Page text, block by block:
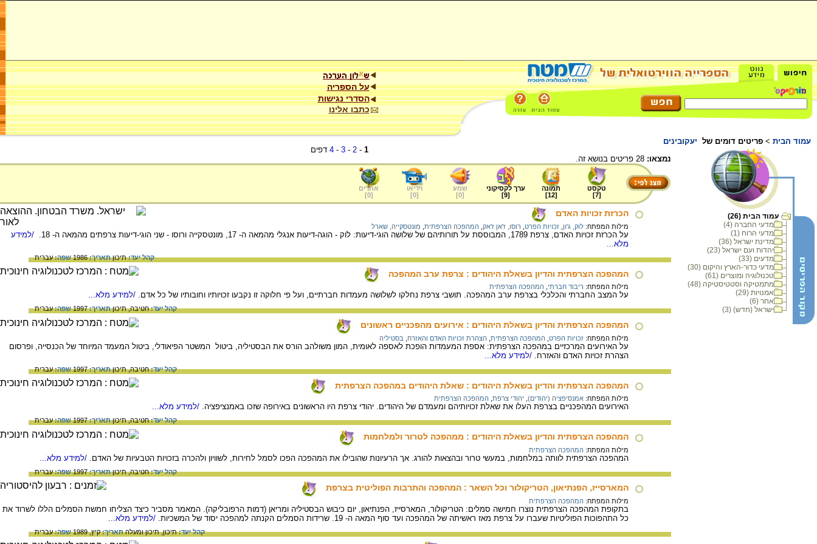
על הספריה
הסדרי נגישות
כתבו אלינו
עמוד הבית > פריטים דומים של יעקובינים
עמוד הבית (26)
מדעי החברה (4)
מדעי הרוח (1)
מדינת ישראל (36)
יהדות ועם ישראל (23)
מדעים (33)
מדעי כדור-הארץ והיקום (30)
טכנולוגיה ומוצרים (61)
מתמטיקה וסטטיסטיקה (48)
אמנויות (29)
אחר (6)
ישראל (חדש) (3)
1
-
2
-
3
-
4 דפים
נמצאו:
טקסט
[
7
]
תמונה
[
12
]
ערך לקסיקוני
[
9
]
שמע
[
0
]
וידיאו
[
0
]
אתרים
[
0
]
הכרזת זכויות האדם
מילות המפתח: לוק, ג'ון זכויות הפרט רוסו, ז'אן ז'אק המהפכה הצרפתית מונטסקייה, שארל
על הכרזת זכויות האדם, צרפת 1789, המבוססת על תורותיהם של שלושה הוגי-דיעות: לוק - הוגה-דיעות אנגלי מהמאה ה- 17, מונטסקייה ורוסו - שני הוגי-דיעות צרפתים מהמאה ה- 18.
/למידע
מלא...
קהל יעד:תיכוןתאריך:1986 שפה:עברית
המהפכה הצרפתית והדיון בשאלת היהודים : צרפת ערב המהפכה
מילות המפתח: ריבוד חברתי המהפכה הצרפתית
על המצב החברתי והכלכלי בצרפת ערב המהפכה. תושבי צרפת נחלקו לשלושה מעמדות חברתיים, ועל פי חלוקה זו נקבעו זכויותיו וחובותיו של כל אדם. /למידע מלא...
קהל יעד:חטיבה,תיכוןתאריך:1997 שפה:עברית
המהפכה הצרפתית והדיון בשאלת היהודים : אירועים מהפכניים ראשונים
מילות המפתח: זכויות הפרט המהפכה הצרפתית הצהרת זכויות האדם והאזרח בסטיליה
על האירועים המרכזיים במהפכה הצרפתית: אספת המעמדות הופכת לאספה לאומית, המון משולהב הורס את הבסטיליה, ביטול המשטר הפיאודלי, ביטול המעמד המיוחד של הכנסייה, ופרסום
הצהרת זכויות האדם והאזרח. /למידע מלא...
קהל יעד:חטיבה,תיכוןתאריך:1997 שפה:עברית
המהפכה הצרפתית והדיון בשאלת היהודים : שאלת היהודים במהפכה הצרפתית
מילות המפתח: אמנסיפציה (יהודים) יהודי צרפת המהפכה הצרפתית
האירועים המהפכניים בצרפת העלו את שאלת זכויותיהם ומעמדם של היהודים. יהודי צרפת היו הראשונים באירופה שזכו באמנציפציה. /למידע מלא...
קהל יעד:חטיבה,תיכוןתאריך:1997 שפה:עברית
המהפכה הצרפתית והדיון בשאלת היהודים : ממהפכה לטרור ולמלחמות
מילות המפתח: המהפכה הצרפתית
המהפכה הצרפתית לוותה במלחמות, במעשי טרור ובהצאות להורג. אך הרעיונות שהובילו את המהפכה הפכו לסמל לחירות, לשוויון ולהכרה בזכויות הטבעיות של האדם. /למידע מלא...
קהל יעד:חטיבה,תיכוןתאריך:1997 שפה:עברית
המארסייז, הפנתיאון, הטריקולור וכל השאר : המהפכה והתרבות הפוליטית בצרפת
מילות המפתח: המהפכה הצרפתית
בתקופת המהפכה הצרפתית נוצרו חמישה סמלים: הטריקולור, המארסייז, הפנתיאון, יום כיבוש הבסטיליה ומריאן (דמות הרפובליקה). המאמר מסביר כיצד הצליחו חמשת הסמלים הללו לשרוד את
כל התהפוכות הפוליטיות שעברו על צרפת מאז ראשיתה של המהפכה ועד סוף המאה ה- 19. שרידות הסמלים הקנתה למהפכה יסוד של המשכיות.
/למידע מלא...
קהל יעד:תיכון,תיכון ומעלהתאריך:קיץ, 1989 שפה:עברית